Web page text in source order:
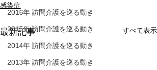
2016年 訪問介護を巡る動き
2015年 訪問介護を巡る動き
2014年 訪問介護を巡る動き
2013年 訪問介護を巡る動き
感染症
最新記事 すべて表示